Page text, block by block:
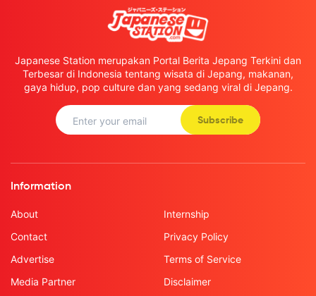
Japanese Station merupakan Portal Berita Jepang Terkini dan
Terbesar di Indonesia tentang wisata di Jepang, makanan,
gaya hidup, pop culture dan yang sedang viral di Jepang.
Subscribe
Information
About
Contact
Advertise
Media Partner
Internship
Privacy Policy
Terms of Service
Disclaimer